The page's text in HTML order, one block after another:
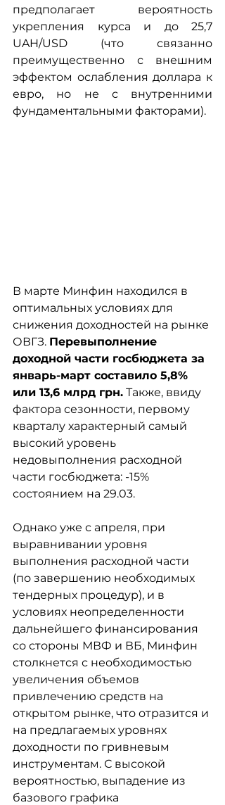
предполагает вероятность
укрепления курса и до 25,7
UAH/USD (что связанно
преимущественно с внешним
эффектом ослабления доллара к
евро, но не с внутренними
фундаментальными факторами).
В марте Минфин находился в
оптимальных условиях для
снижения доходностей на рынке
ОВГЗ. Перевыполнение
доходной части госбюджета за
январь-март составило 5,8%
или 13,6 млрд грн. Также, ввиду
фактора сезонности, первому
кварталу характерный самый
высокий уровень
недовыполнения расходной
части госбюджета: -15%
состоянием на 29.03.
Однако уже с апреля, при
выравнивании уровня
выполнения расходной части
(по завершению необходимых
тендерных процедур), и в
условиях неопределенности
дальнейшего финансирования
со стороны МВФ и ВБ, Минфин
столкнется с необходимостью
увеличения объемов
привлечению средств на
открытом рынке, что отразится и
на предлагаемых уровнях
доходности по гривневым
инструментам. С высокой
вероятностью, выпадение из
базового графика